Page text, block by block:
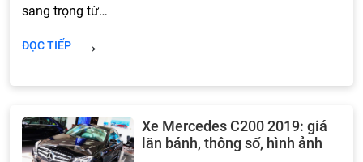
sang trọng từ…
ĐỌC TIẾP
Xe Mercedes C200 2019: giá
lăn bánh, thông số, hình ảnh